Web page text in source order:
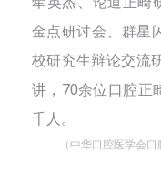
金点研讨会、群星
校研究生辩论交流
讲，70余位口腔正
千人。
（中华口腔医学会